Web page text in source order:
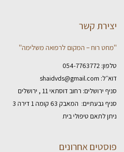
יצירת קשר
"מחט רוח – המקום לרפואה משלימה"
טלפון: 054-7763772
דוא״ל: shaidvds@gmail.com
סניף ירושלים: רחוב דוסתאי 11 , ירושלים
סניף גבעתיים: המאבק 63 קומה 1 דירה 3
ניתן לתאם טיפולי בית
פוסטים אחרונים